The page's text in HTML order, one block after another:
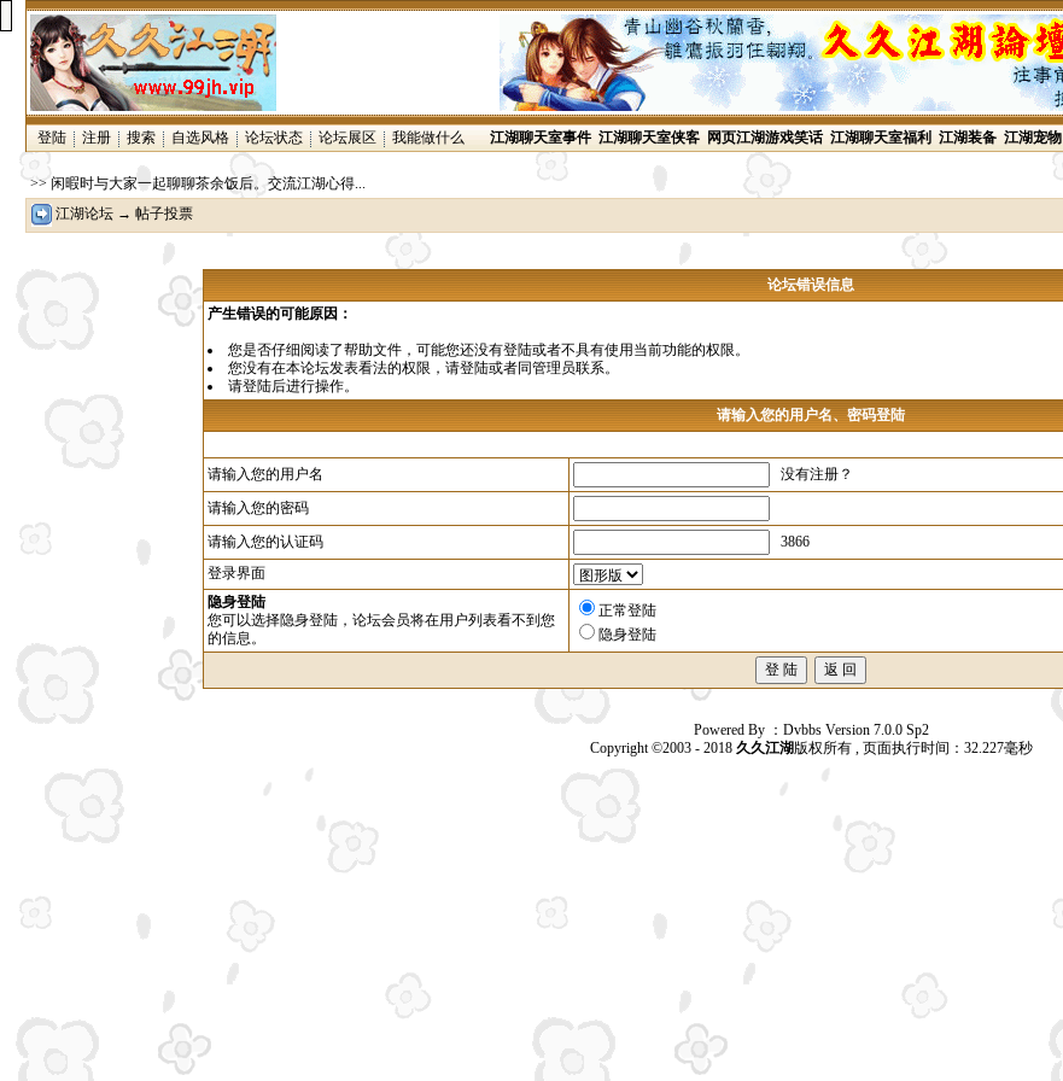
登陆 注册 搜索 自选风格 论坛状态 论坛展区 我能做什么 江湖聊天室事件 江湖聊天室侠客 网页江湖游戏笑话 江湖聊天室福利 江湖装备 江湖宠物
>> 闲暇时与大家一起聊聊茶余饭后。交流江湖心得...
江湖论坛→ 帖子投票
论坛错误信息
产生错误的可能原因：
您是否仔细阅读了帮助文件 ，可能您还没有登陆或者不具有使用当前功能的权限。
您没有在本论坛发表看法的权限，请登陆或者同管理员联系。
请登陆后进行操作。
请输入您的用户名、密码登陆
请输入您的用户名
没有注册？
请输入您的密码
请输入您的认证码
3866
登录界面
隐身登陆
您可以选择隐身登陆，论坛会员将在用户列表看不到您
的信息。
正常登陆
隐身登陆
Powered By ：Dvbbs Version 7.0.0 Sp2
Copyright ©2003 - 2018 久久江湖版权所有 , 页面执行时间：32.227毫秒